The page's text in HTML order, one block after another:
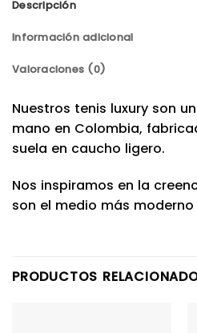
Descripción
Información adicional
Valoraciones (0)
Nuestros tenis luxury son
mano en Colombia,
suela en caucho ligero.
Nos inspiramos en la
son el medio más
PRODUCTOS